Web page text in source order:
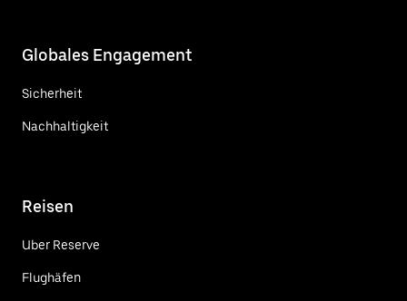
Globales Engagement
Sicherheit
Nachhaltigkeit
Reisen
Uber Reserve
Flughäfen